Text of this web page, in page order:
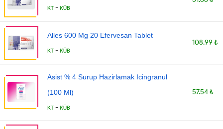
KT - KÜB
Alles 600 Mg 20 Efervesan Tablet
KT - KÜB
108.99 ₺
Asist % 4 Surup Hazirlamak Icingranul
(100 Ml)
KT - KÜB
57.54 ₺